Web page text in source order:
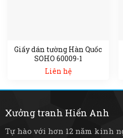
Giấy dán tường Hàn Quốc
SOHO 60009-1
Liên hệ
Xưởng tranh Hiển Anh
Tự hào với hơn 12 năm kinh